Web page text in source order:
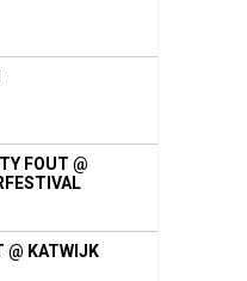
FOUT @
@ KATWIJK